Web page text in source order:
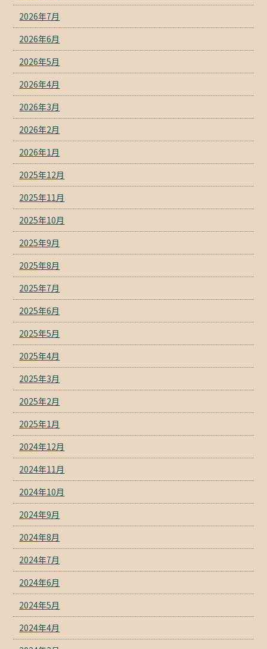
2026年7月
2026年6月
2026年5月
2026年4月
2026年3月
2026年2月
2026年1月
2025年12月
2025年11月
2025年10月
2025年9月
2025年8月
2025年7月
2025年6月
2025年5月
2025年4月
2025年3月
2025年2月
2025年1月
2024年12月
2024年11月
2024年10月
2024年9月
2024年8月
2024年7月
2024年6月
2024年5月
2024年4月